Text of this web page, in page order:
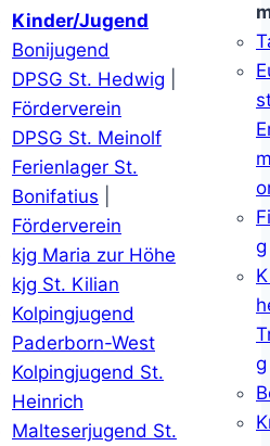
Kinder/Jugend
Bonijugend
DPSG St. Hedwig
Förderverein
DPSG St. Meinolf
Ferienlager St.
Bonifatius
Förderverein
kjg Maria zur Höhe
kjg St. Kilian
Kolpingjugend
Paderborn-West
Kolpingjugend St.
Heinrich
Malteserjugend St.
g
g